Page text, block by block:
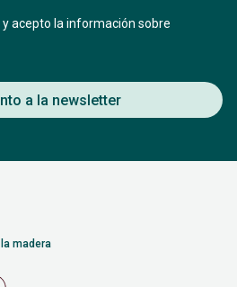
y acepto la información sobre
a la newsletter
madera